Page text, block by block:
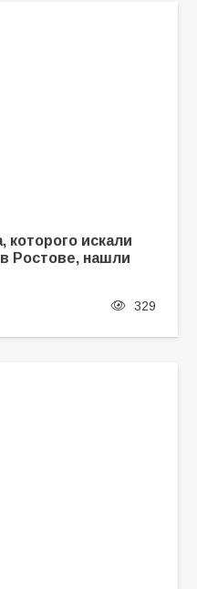
которого искали
Ростове, нашли
329